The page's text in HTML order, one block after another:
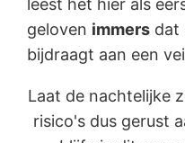
leest het hier als
geloven immers dat
bijdraagt aan een
Laat de nachtelijke
risico's dus gerust